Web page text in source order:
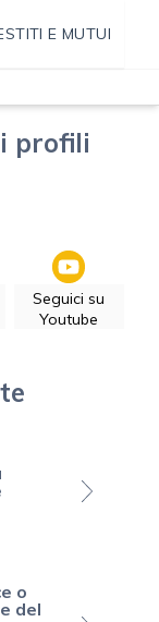
E MUTUI
profili
Seguici su
Youtube
o
del